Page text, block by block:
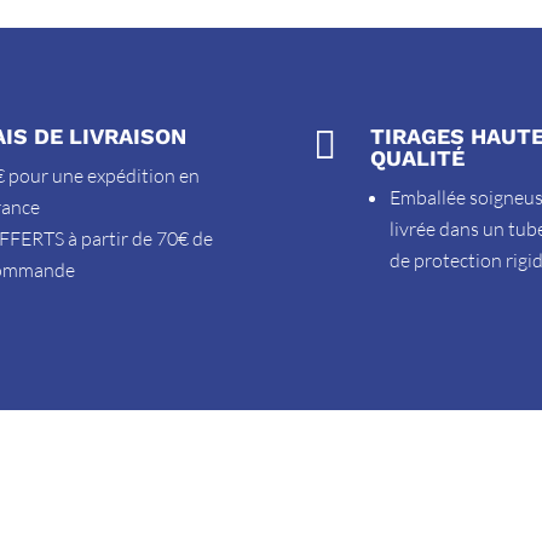
DE LIVRAISON
pour une expédition en
à partir de 70€ de

TIRAGES
QUALITÉ
Emballée
livrée dans un
de protection